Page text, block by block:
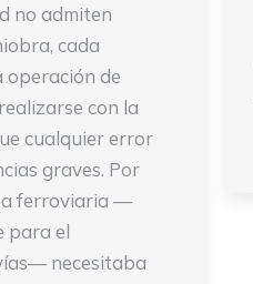
no admiten
cada
operación de
con la
cualquier error
graves. Por
ferroviaria —
para el
necesitaba